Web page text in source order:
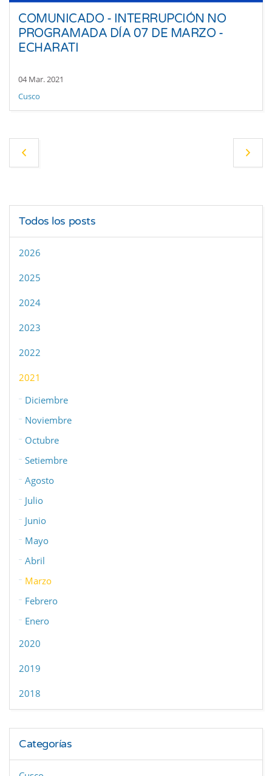
COMUNICADO - INTERRUPCIÓN NO
PROGRAMADA DÍA 07 DE MARZO -
ECHARATI
04 Mar. 2021
Cusco
Todos los posts
2026
2025
2024
2023
2022
2021
Diciembre
Noviembre
Octubre
Setiembre
Agosto
Julio
Junio
Mayo
Abril
Marzo
Febrero
Enero
2020
2019
2018
Categorías